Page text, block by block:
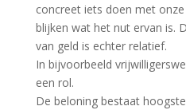
concreet iets doen met
blijken wat het nut ervan is.
van geld is echter relatief.
In bijvoorbeeld
een rol.
De beloning bestaat